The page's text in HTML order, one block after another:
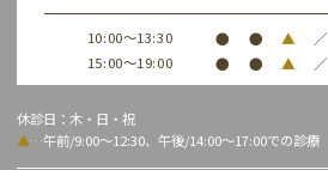
10:00～13:30 ● ● ▲ ／
15:00～19:00 ● ● ▲ ／
休診日：木・日・祝
▲…午前/9:00～12:30、午後/14:00～17:00での診療